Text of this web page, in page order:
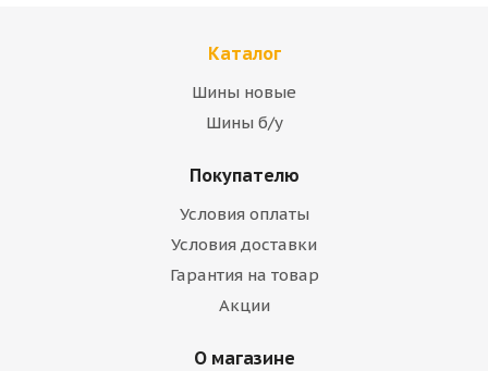
Каталог
Шины новые
Шины б/у
Покупателю
Условия оплаты
Условия доставки
Гарантия на товар
Акции
О магазине